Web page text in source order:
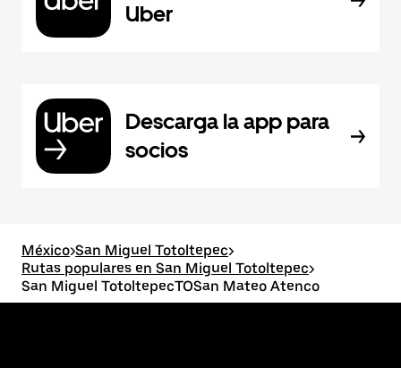
Uber
Descarga la app para
socios
México>San Miguel Totoltepec>
Rutas populares en San Miguel Totoltepec>
San Miguel TotoltepecTOSan Mateo Atenco